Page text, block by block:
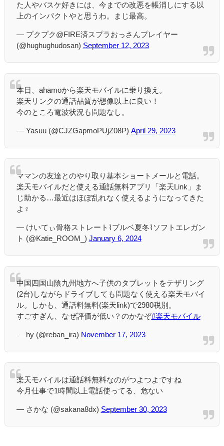
た人やバスケ好きには、今までの改悪を帳消しにする以
上のインパクトやと思うわ。まじ最高。
— プクプク@FIRE済スプラおっさんプレイヤー
(@hughughudosan) September 12, 2023
本日、ahamoから楽天モバイルに乗り換え。
楽天リンクの通話品質が想像以上に良い！
今のところ電波状況も問題なし。
— Yasuu (@CJZGapmoPUjZ08P) April 29, 2023
ママンの友達とのやり取り基本ショートメールと電話。
楽天モバイルだと使える通話無料アプリ「楽天Link」ま
じ助かる…最近はほぼ乱れなく使えるようになってきた
よ‍♀️
— けいてぃ骨格ストレート⌇ブルベ夏冬⌇ソフトエレガン
ト (@Katie_ROOM_) January 6, 2024
中国四国山陰九州地方へ子供のタブレットをテザリング
(2台)しながらドライブしても問題なく使える楽天モバイ
ル。しかも、通話料無料(楽天link)で2980税別。
すごすぎん、なぜ評価が低い？のかなぞ#楽天モバイル
— hy (@reban_ira) November 17, 2023
楽天モバイルは通話料無料なのがつよつよですね
今月仕事で1時間以上電話使ってる、危ない
— さかな (@sakana8dx) September 30, 2023